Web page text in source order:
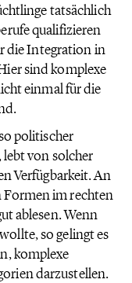
tatsächlich
qualifizieren
die Integration in
sind komplexe
einmal für die
politischer
lebt von solcher
Verfügbarkeit. An
im rechten
ablesen. Wenn
so gelingt es
komplexe
darzustellen.